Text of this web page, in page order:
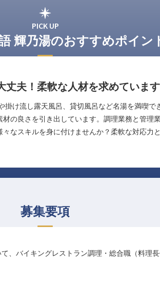
PICK UP
輝乃湯のおすすめポイン
丈夫！柔軟な人材を求めています
掛け流し露天風呂、貸切風呂など名湯を満喫
の良さを引き出しています。調理業務と管理
なスキルを身に付けませんか？柔軟な対応力
募集要項
、バイキングレストラン調理・総合職（料理